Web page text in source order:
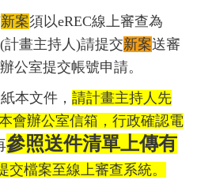
新案須以eREC線上審查為
畫主持人)請提交新案送審
公室提交帳號申請。
本文件， 請計畫主持人先
會辦公室信箱，行政確認電
參照送件清單上傳有
交檔案至線上審查系統。